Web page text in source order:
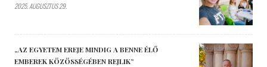
2025. AUGUSZTUS 29.
„AZ EGYETEM EREJE MINDIG A BENNE ÉLŐ
EMBEREK KÖZÖSSÉGÉBEN REJLIK”